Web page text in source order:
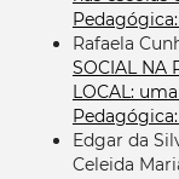
Rafaela
SOCIAL NA
LOCAL:
Edgar da
Celeida